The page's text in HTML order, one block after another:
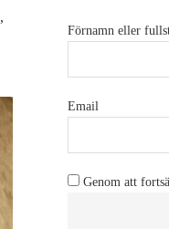
,
Förnamn eller
Email
Genom att